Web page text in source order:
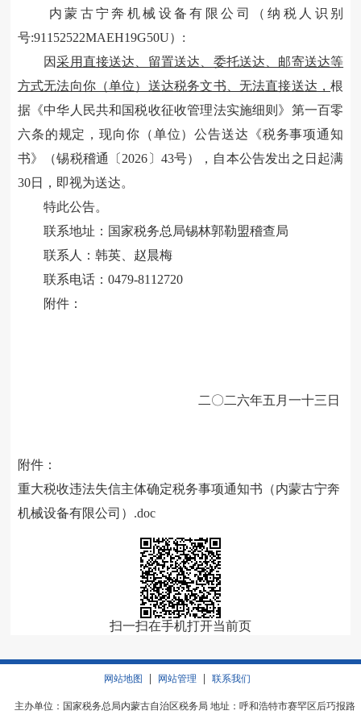
内蒙古宁奔机械设备有限公司
（纳税人识别
号:91152522MAEH19G50U）:
因采用直接送达、留置送达、委托送达、邮寄送达等
方式无法向你（单位）送达税务文书 、无法直接送达 ，根
据《中华人民共和国税收征收管理法实施细则》第一百零
六条的规定，现向你（单位）公告送达《税务事项通知
书》（锡税稽通〔 2026〕 43号），自本公告发出之日起满
30日，即视为送达。
特此公告。
联系地址：国家税务总局锡林郭勒盟稽查局
联系人：韩英、赵晨梅
联系电话： 0479-8112720
附件：
二〇二六年五月一十三日
附件：
重大税收违法失信主体确定税务事项通知书（内蒙古宁奔
机械设备有限公司）.doc
扫一扫在手机打开当前页
网站地图 网站管理 联系我们
主办单位：国家税务总局内蒙古自治区税务局 地址：呼和浩特市赛罕区后巧报路